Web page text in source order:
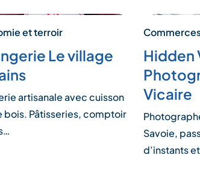
et terroir
Le village
artisanale avec cuisson
bois. Pâtisseries, comptoir
Hidden
Vicaire
Savoie,
d’instants